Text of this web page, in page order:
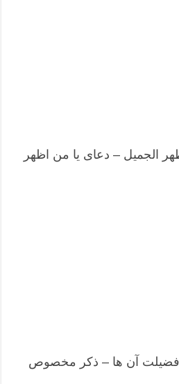
الجمیل – دعای یا من اظهر
فضیلت آن ها – ذکر مخصوص